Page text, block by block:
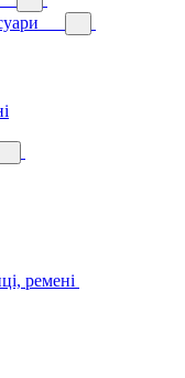
ремені